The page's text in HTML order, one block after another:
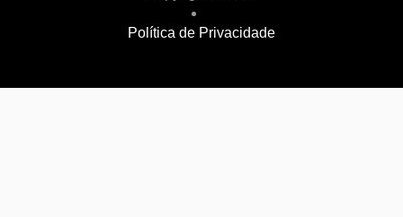
Política de Privacidade